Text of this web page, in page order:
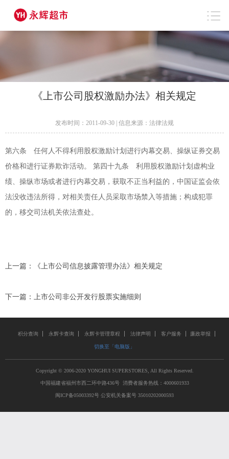
《上市公司股权激励办法》相关规定
发布时间：2011-09-30 | 信息来源：法律法规
第六条 任何人不得利用股权激励计划进行内幕交易、操纵证券交易
价格和进行证券欺诈活动。 第四十九条 利用股权激励计划虚构业
绩、操纵市场或者进行内幕交易，获取不正当利益的，中国证监会依
法没收违法所得，对相关责任人员采取市场禁入等措施；构成犯罪
的，移交司法机关依法查处。
上一篇： 《上市公司信息披露管理办法》相关规定
下一篇： 上市公司非公开发行股票实施细则
积分查询 永辉卡查询 永辉卡管理章程 法律声明 客户服务 廉政举报
切换至「电脑版」
Copyright © 2006-2020 YONGHUI SUPERSTORES, All Rights Reserved.
中国福建省福州市西二环中路436号 消费者服务热线：4000601933
闽ICP备05003392号 公安机关备案号 35010202000593